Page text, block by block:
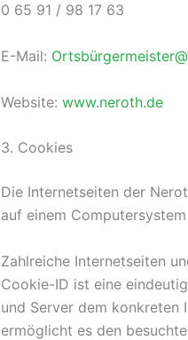
0 65 91 / 98 17 63
E-Mail:
Website: www.neroth.de
3. Cookies
Die Internetseiten der
auf einem
Zahlreiche Internetseiten
Cookie-ID ist eine
und Server dem konkreten
ermöglicht es den